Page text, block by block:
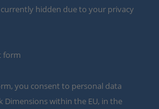
hidden due to your privacy
form
you consent to personal data
Dimensions within the EU, in the